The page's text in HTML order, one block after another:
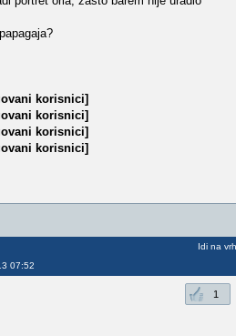
korisnici]
korisnici]
korisnici]
korisnici]
07:52
Idi na vrh
1